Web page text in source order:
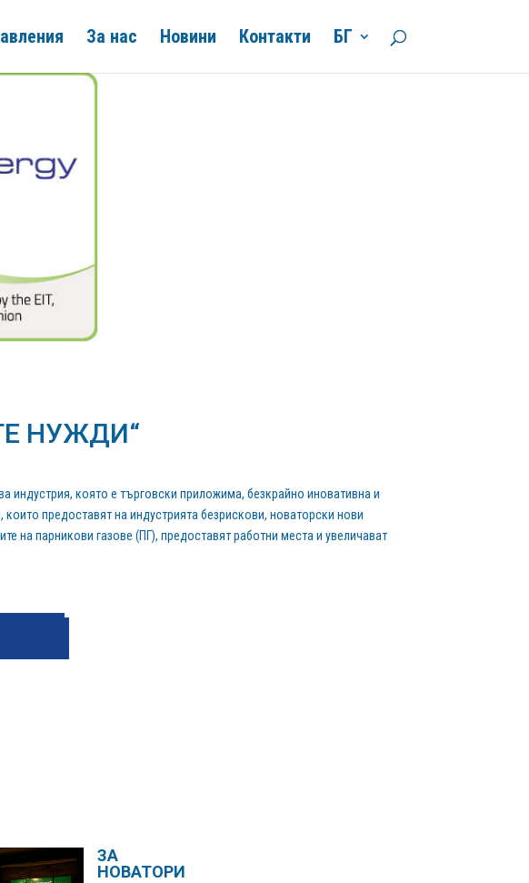
За нас Новини Контакти БГ
НУЖДИ“
индустрия, която е търговски приложима, безкрайно иновативна и
предоставят на индустрията безрискови, новаторски нови
на парникови газове (ПГ), предоставят работни места и увеличават
ЗА
НОВАТОРИ